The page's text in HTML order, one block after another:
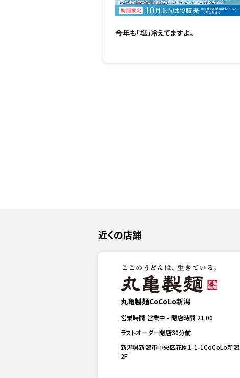
今年も「塩」冷えてますよ。
近くの店舗
丸亀製麺CoCoLo新潟
営業時間 営業中 - 閉店時間 21:00
ラストオーダー閉店30分前
新潟県新潟市中央区花園1-1-1CoCoLo新潟
2F